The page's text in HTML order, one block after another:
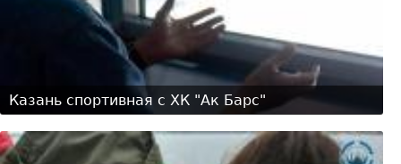
Казань спортивная с ХК "Ак Барс"